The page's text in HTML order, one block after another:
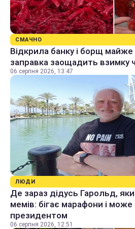
СМАЧНО
Відкрила банку і борщ
заправка заощадить взимку
06 серпня 2026, 13:47
ЛЮДИ
Де зараз дідусь Гарольд,
мемів: бігає марафони і може
президентом
06 серпня 2026, 12:51